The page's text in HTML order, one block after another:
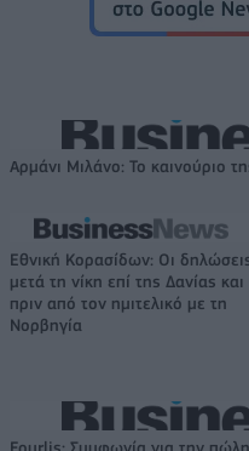
Αρμάνι Μιλάνο: Το καινούριο
Εθνική Κορασίδων: Οι
μετά τη νίκη επί της Δανίας και
πριν από τον ημιτελικό με τη
Νορβηγία